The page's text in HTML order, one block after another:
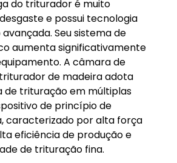
do triturador é muito
e possui tecnologia
Seu sistema de
aumenta significativamente
A câmara de
de madeira adota
de trituração em múltiplas
de princípio de
caracterizado por alta força
eficiência de produção e
de trituração fina.